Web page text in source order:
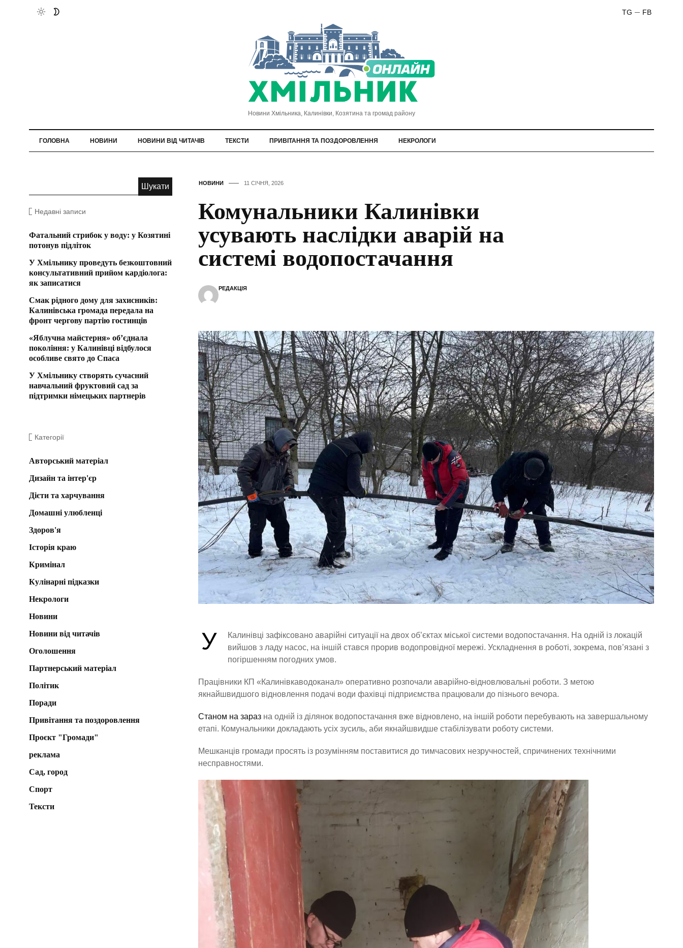
FB
TG
Новини Хмільника, Калинівки, Козятина та громад району
ГОЛОВНА НОВИНИ НОВИНИ ВІД ЧИТАЧІВ ТЕКСТИ ПРИВІТАННЯ ТА ПОЗДОРОВЛЕННЯ НЕКРОЛОГИ
НОВИНИ 11 СІЧНЯ, 2026
Комунальники Калинівки
усувають наслідки аварій на
системі водопостачання
РЕДАКЦІЯ
У
Калинівці зафіксовано аварійні ситуації на двох об’єктах міської системи водопостачання. На одній із локацій
вийшов з ладу насос, на іншій стався прорив водопровідної мережі. Ускладнення в роботі, зокрема, пов’язані з
погіршенням погодних умов.
Працівники КП «Калинівкаводоканал» оперативно розпочали аварійно-відновлювальні роботи. З метою
якнайшвидшого відновлення подачі води фахівці підприємства працювали до пізнього вечора.
Станом на заразна одній із ділянок водопостачання вже відновлено, на іншій роботи перебувають на завершальному
етапі. Комунальники докладають усіх зусиль, аби якнайшвидше стабілізувати роботу системи.
Мешканців громади просять із розумінням поставитися до тимчасових незручностей, спричинених технічними
несправностями.
Недавні записи
Фатальний стрибок у воду: у Козятині
потонув підліток
У Хмільнику проведуть безкоштовний
консультативний прийом кардіолога:
як записатися
Смак рідного дому для захисників:
Калинівська громада передала на
фронт чергову партію гостинців
«Яблучна майстерня» об’єднала
покоління: у Калинівці відбулося
особливе свято до Спаса
У Хмільнику створять сучасний
навчальний фруктовий сад за
підтримки німецьких партнерів
Категорії
Авторський матеріал
Дизайн та інтер'єр
Дієти та харчування
Домашні улюбленці
Здоров'я
Історія краю
Кримінал
Кулінарні підказки
Некрологи
Новини
Новини від читачів
Оголошення
Партнерський матеріал
Політик
Поради
Привітання та поздоровлення
Проєкт "Громади"
реклама
Сад, город
Спорт
Тексти